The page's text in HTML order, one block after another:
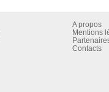
A propos
Mentions
Contacts